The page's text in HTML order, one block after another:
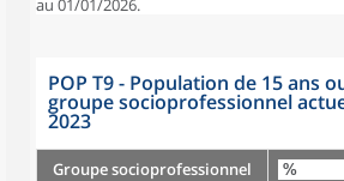
au 01/01/2026.
POP T9 - Population de 15 ans
groupe socioprofessionnel
2023
Groupe socioprofessionnel